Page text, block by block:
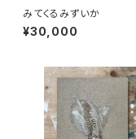
みてくるみずいか
¥30,000